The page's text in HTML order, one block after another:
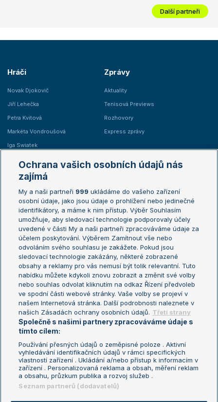
Další partneři
Hráči
Novak Djokovič
Jiří Lehečka
Petra Kvitová
Markéta Vondroušová
Iga Swiatek
Zprávy
Aktuality
Tenisová Previews
Rozhovory
Express zprávy
Žebříčky
Žebříček ATP (muži)
Žebříček WTA (ženy)
Sázkařský žebříček
Australian Open
French Open
Wimbledon
US Open
Turnaj mistrů
Turnaj mistryň
Aktualní trendy
Fotbalové přestupy
Livesport Daily
LS Prague Open
Podmínky užití
Nastavení soukromí
GDPR a žurnalistika
Reklama
Kontakt
Informace o zpracování osobních
údajů
Ochrana vašich osobních údajů nás
zajímá
My a naši partneři 999 ukládáme do vašeho zařízení
osobní údaje, jako jsou údaje o prohlížení nebo jedinečné
identifikátory, a máme k nim přístup. Výběr Souhlasím
umožňuje, aby sledovací technologie podporovaly účely
uvedené v části My a naši partneři zpracováváme údaje za
účelem poskytování. Výběrem Zamítnout vše nebo
odvoláním svého souhlasu je zakážete. Pokud jsou
sledovací technologie zakázány, některé zobrazené
obsahy a reklamy pro vás nemusí být tolik relevantní. Tuto
nabídku můžete kdykoli znovu zobrazit a změnit své volby
nebo souhlas odvolat kliknutím na odkaz Řízení předvoleb
ve spodní části webové stránky. Vaše volby se projeví v
našem Internetová stránka. Další podrobnosti naleznete v
našich Zásadách ochrany osobních údajů. Třetí strany
Společně s našimi partnery zpracováváme údaje s
tímto cílem:
Používání přesných údajů o zeměpisné poloze . Aktivní
vyhledávání identifikačních údajů v rámci specifických
vlastností zařízení . Ukládání a/nebo přístup k informacím v
zařízení . Personalizovaná reklama a obsah, měření reklam
a obsahu, průzkum publika a rozvoj služeb .
Seznam partnerů (dodavatelů)